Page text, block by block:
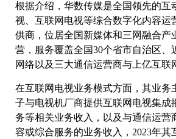
根据介绍，华数传媒是全国领先的互
视、互联网电视等综合数字化内容运
供商，位居全国新媒体和三网融合产
营，服务覆盖全国30个省市自治区、
网络以及三大通信运营商与上亿互联
在互联网电视业务模式方面，其业务
子与电视机厂商提供互联网电视集成
务等相关业务收入，以及与通信运营
容或综合服务的业务收入，2023年其